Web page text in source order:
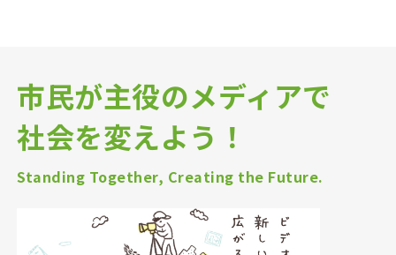
市民が主役のメディアで
社会を変えよう！
Standing Together, Creating the Future.